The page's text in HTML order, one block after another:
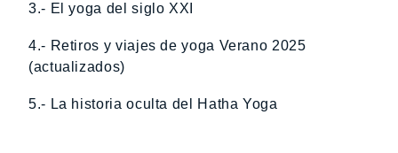
3.- El yoga del siglo XXI
4.- Retiros y viajes de yoga Verano 2025
(actualizados)
5.- La historia oculta del Hatha Yoga